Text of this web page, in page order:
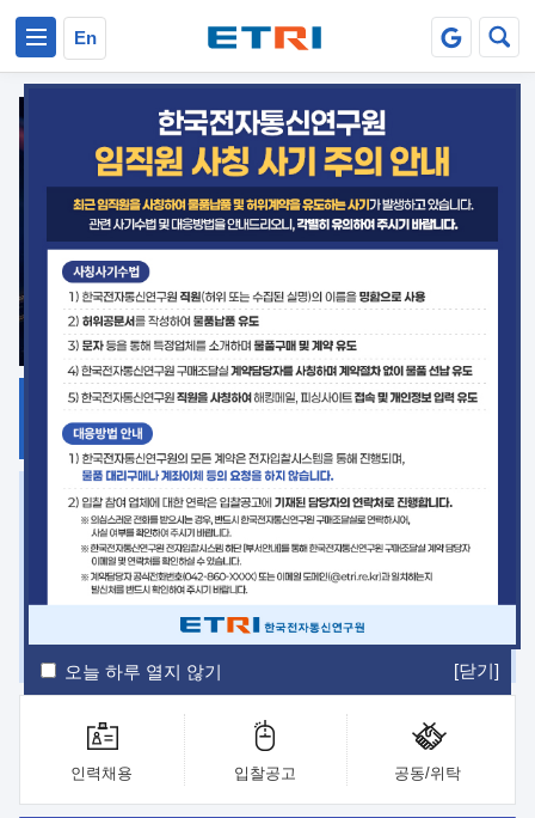
오늘 하루 열지 않기 [닫기]
En
지식공유
플랫폼
ETRI 오픈소스
발간자료
ETRI Insight
ETRI Journal
전자통신동향분석
ETRI 웹진
ETRI 간행물
전자도서관
인력채용 입찰공고 공동/위탁